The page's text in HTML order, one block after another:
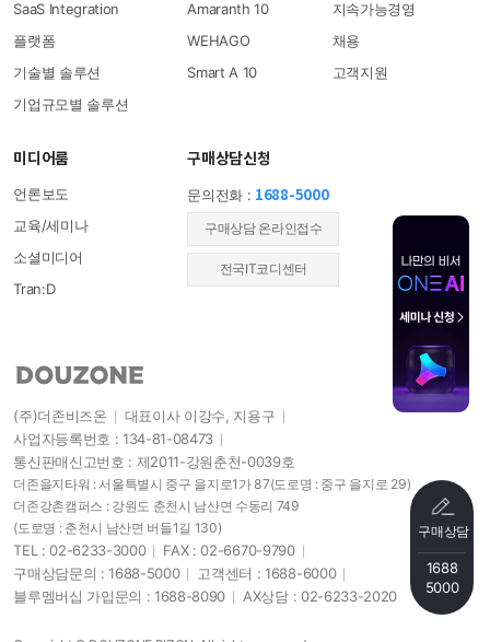
구매상담
1688
5000
SaaS Integration
플랫폼
기술별 솔루션
기업규모별 솔루션
Amaranth 10
WEHAGO
Smart A 10
지속가능경영
채용
고객지원
미디어룸
언론보도
교육/세미나
소셜미디어
Tran:D
구매상담신청
문의전화 : 1688-5000
​구매상담 온라인접수
전국IT코디센터
(주)더존비즈온
대표이사 이강수, 지용구
사업자등록번호 : 134-81-08473
통신판매신고번호 : 제2011-강원춘천-0039호
더존을지타워 : 서울특별시 중구 을지로1가 87(도로명 : 중구 을지로 29)
더존강촌캠퍼스 : 강원도 춘천시 남산면 수동리 749
(도로명 : 춘천시 남산면 버들1길 130)
TEL : 02-6233-3000
FAX : 02-6670-9790
구매상담문의 : 1688-5000
고객센터 : 1688-6000
블루멤버십 가입문의 : 1688-8090
AX상담 : 02-6233-2020